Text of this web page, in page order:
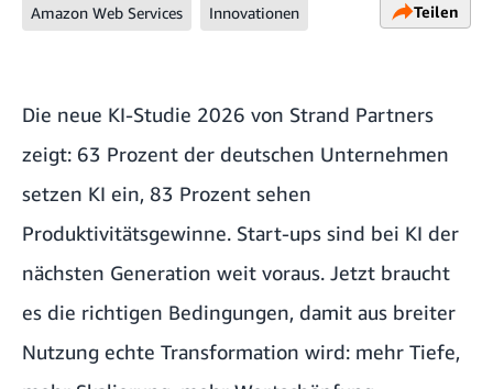
Amazon Web Services Innovationen Teilen
Die neue KI-Studie 2026 von Strand Partners
zeigt: 63 Prozent der deutschen Unternehmen
setzen KI ein, 83 Prozent sehen
Produktivitätsgewinne. Start-ups sind bei KI der
nächsten Generation weit voraus. Jetzt braucht
es die richtigen Bedingungen, damit aus breiter
Nutzung echte Transformation wird: mehr Tiefe,